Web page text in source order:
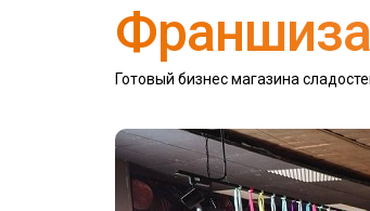
Франшиза
Готовый бизнес магазина